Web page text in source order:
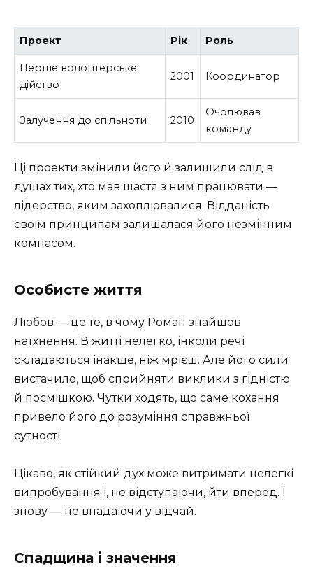
Проект Рік Роль
Перше волонтерське
дійство
2001 Координатор
Залучення до спільноти 2010
Очолював
команду
Ці проекти змінили його й залишили слід в
душах тих, хто мав щастя з ним працювати —
лідерство, яким захоплювалися. Відданість
своїм принципам залишалася його незмінним
компасом.
Особисте життя
Любов — це те, в чому Роман знайшов
натхнення. В житті нелегко, інколи речі
складаються інакше, ніж мрієш. Але його сили
вистачило, щоб сприйняти виклики з гідністю
й посмішкою. Чутки ходять, що саме кохання
привело його до розуміння справжньої
сутності.
Цікаво, як стійкий дух може витримати нелегкі
випробування і, не відступаючи, йти вперед. І
знову — не впадаючи у відчай.
Спадщина і значення